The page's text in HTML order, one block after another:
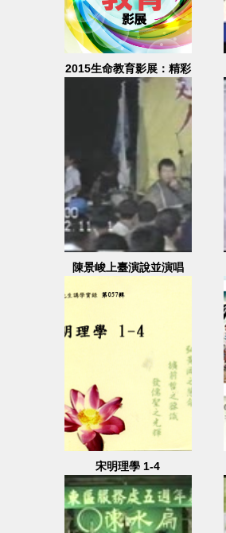
2015生命教育影展：精彩
預告
陳景峻上臺演說並演唱
宋明理學 1-4